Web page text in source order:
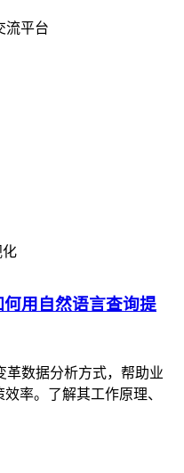
流平台
化
用自然语言查询提
革数据分析方式，帮助业
率。了解其工作原理、